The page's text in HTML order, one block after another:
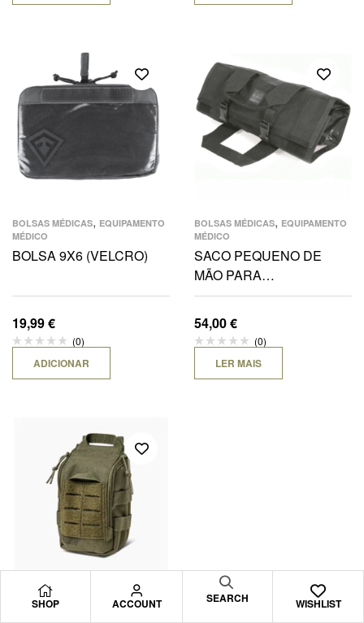
BOLSAS MÉDICAS, EQUIPAMENTO
MÉDICO
BOLSA 9X6 (VELCRO)
19,99€
(0)
ADICIONAR
BOLSAS MÉDICAS, EQUIPAMENTO
MÉDICO
SACO PEQUENO DE
MÃO PARA
EMERGÊNCIA MÉDICA
54,00€
(0)
LER MAIS
BOLSAS MÉDICAS
EQUIPAMENTO
MÉDICO
SHOP ACCOUNT SEARCH WISHLIST